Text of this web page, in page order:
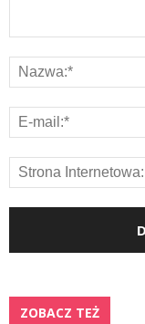
ZOBACZ TEŻ